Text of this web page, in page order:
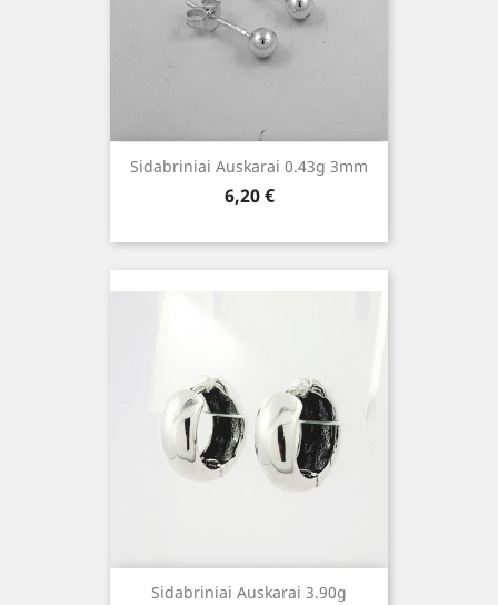
Sidabriniai Auskarai 0.43g 3mm
Kaina
6,20 €
Sidabriniai Auskarai 3.90g